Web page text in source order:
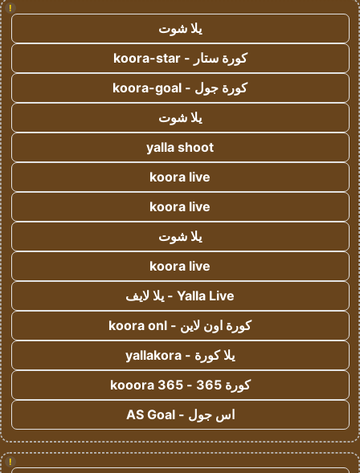
!
يلا شوت
كورة ستار - koora-star
كورة جول - koora-goal
يلا شوت
yalla shoot
koora live
koora live
يلا شوت
koora live
Yalla Live - يلا لايف
كورة اون لاين - koora onl
يلا كورة - yallakora
كورة 365 - kooora 365
اس جول - AS Goal
!